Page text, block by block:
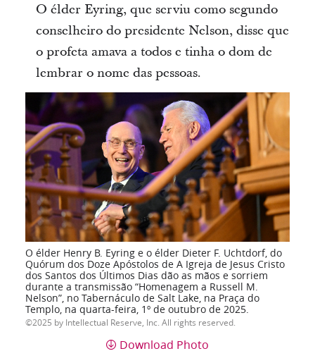
O élder Eyring, que serviu como segundo
conselheiro do presidente Nelson, disse que
o profeta amava a todos e tinha o dom de
lembrar o nome das pessoas.
O élder Henry B. Eyring e o élder Dieter F. Uchtdorf, do
Quórum dos Doze Apóstolos de A Igreja de Jesus Cristo
dos Santos dos Últimos Dias dão as mãos e sorriem
durante a transmissão “Homenagem a Russell M.
Nelson”, no Tabernáculo de Salt Lake, na Praça do
Templo, na quarta-feira, 1º de outubro de 2025.
2025 by Intellectual Reserve, Inc. All rights reserved.
Download Photo